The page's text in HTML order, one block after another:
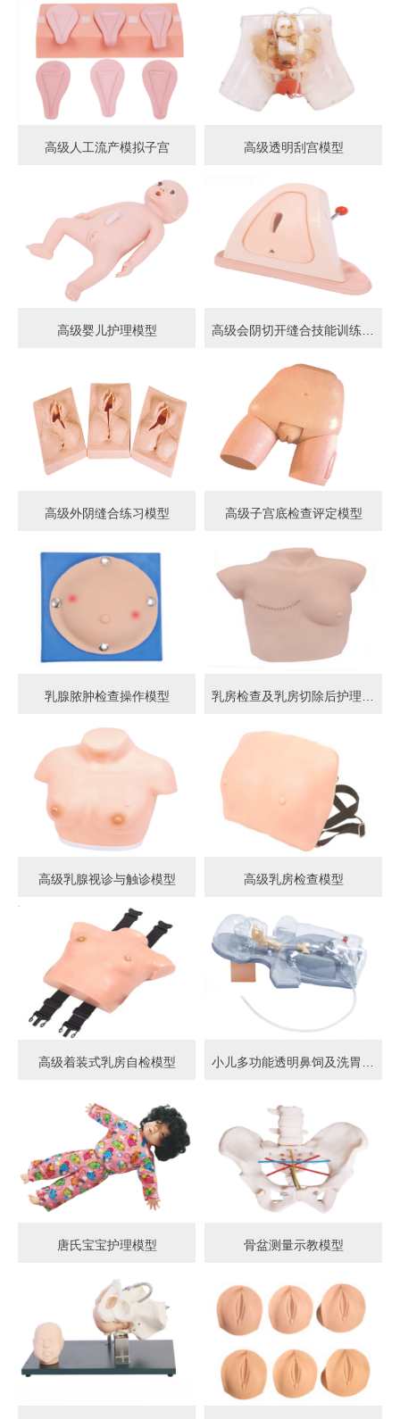
高级人工流产模拟子宫 高级透明刮宫模型
高级婴儿护理模型
高级外阴缝合练习模型 高级子宫底检查评定模型
乳腺脓肿检查操作模型
高级乳腺视诊与触诊模型 高级乳房检查模型
高级着装式乳房自检模型
唐氏宝宝护理模型 骨盆测量示教模型